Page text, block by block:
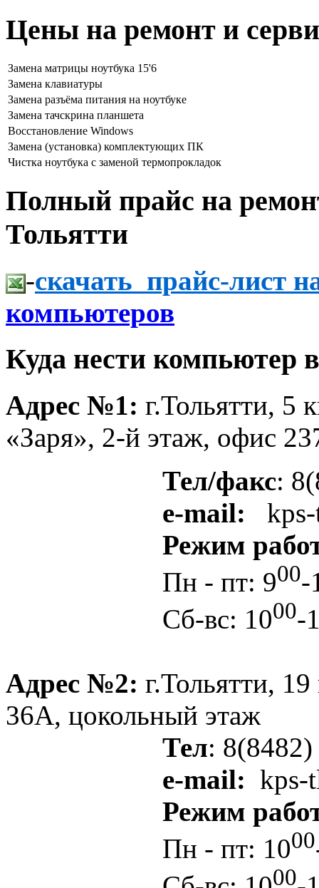
Цены на ремонт и
Замена матрицы ноутбука 15'6
Замена клавиатуры
Замена разъёма питания на ноутбуке
Замена тачскрина планшета
Восстановление Windows
Замена (установка) комплектующих ПК
Чистка ноутбука с заменой термопрокладок
Полный прайс на
Тольятти
-скачать прайс-лист
компьютеров
Куда нести компьютер
Адрес №1 : г.Тольятти, 5
«Заря», 2-й этаж,
Тел/факс:
e-mail:
Режим
Пн - пт: 900-
Сб-вс: 1000-
Адрес №2: г.Тольятти,
36А, цокольный этаж
Тел:
e-mail:
Режим
Пн - пт: 1000
00